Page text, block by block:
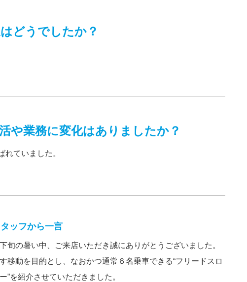
どうでしたか？
や業務に変化はありましたか？
ていました。
ッフから一言
旬の暑い中、ご来店いただき誠にありがとうございました。
移動を目的とし、なおかつ通常６名乗車できる“フリードスロ
”を紹介させていただきました。